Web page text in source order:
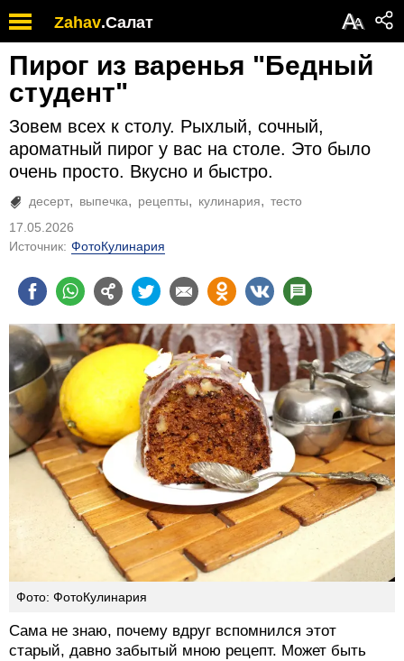
Zahav.Салат АА
Пирог из варенья "Бедный
студент"
Зовем всех к столу. Рыхлый, сочный,
ароматный пирог у вас на столе. Это было
очень просто. Вкусно и быстро.
десерт выпечка рецепты кулинария
тесто
17.05.2026
Источник: ФотоКулинария
Фото: ФотоКулинария
Сама не знаю, почему вдруг вспомнился этот
старый, давно забытый мною рецепт. Может быть